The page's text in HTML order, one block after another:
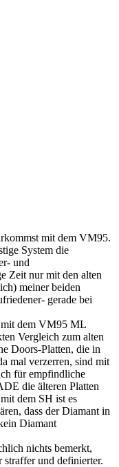
mit dem VM95.
System die
und
Zeit nur mit den alten
meiner beiden
gerade bei
mit dem VM95 ML
Vergleich zum alten
Doors-Platten, die in
mal verzerren, sind mit
für empfindliche
die älteren Platten
dem SH ist es
dass der Diamant in
Diamant
nichts bemerkt,
straffer und definierter.